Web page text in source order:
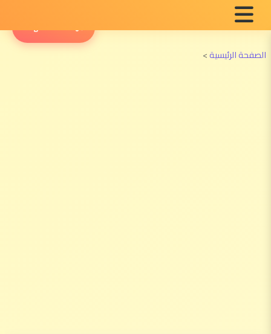
الصفحة الرئيسية>
English Radio